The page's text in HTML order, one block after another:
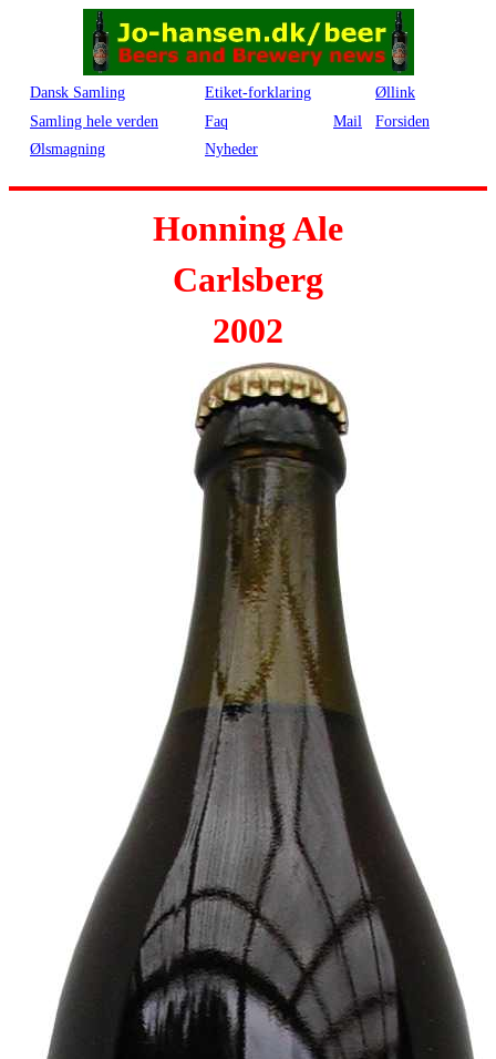
Dansk Samling Etiket-forklaring
Øllink
Samling hele verden
Faq Mail
Forsiden
Ølsmagning
Nyheder
Honning Ale
Carlsberg
2002